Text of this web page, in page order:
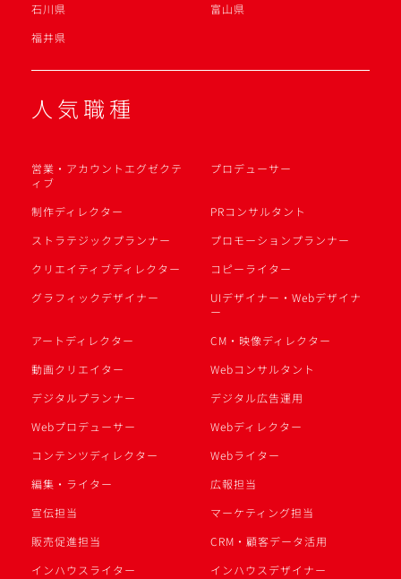
石川県
富山県
福井県
人気職種
営業・アカウントエグゼクテ
ィブ
プロデューサー
制作ディレクター
PRコンサルタント
ストラテジックプランナー
プロモーションプランナー
クリエイティブディレクター
コピーライター
グラフィックデザイナー
UIデザイナー・Webデザイナ
ー
アートディレクター
CM・映像ディレクター
動画クリエイター
Webコンサルタント
デジタルプランナー
デジタル広告運用
Webプロデューサー
Webディレクター
コンテンツディレクター
Webライター
編集・ライター
広報担当
宣伝担当
マーケティング担当
販売促進担当
CRM・顧客データ活用
インハウスライター
インハウスデザイナー